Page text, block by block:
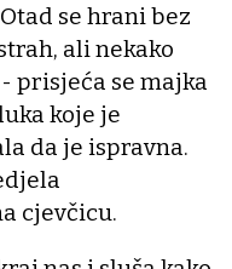
se hrani bez
ali nekako
prisjeća se majka
koje je
da je ispravna.
cjevčicu.